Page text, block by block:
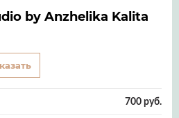
by Anzhelika Kalita
700 руб.